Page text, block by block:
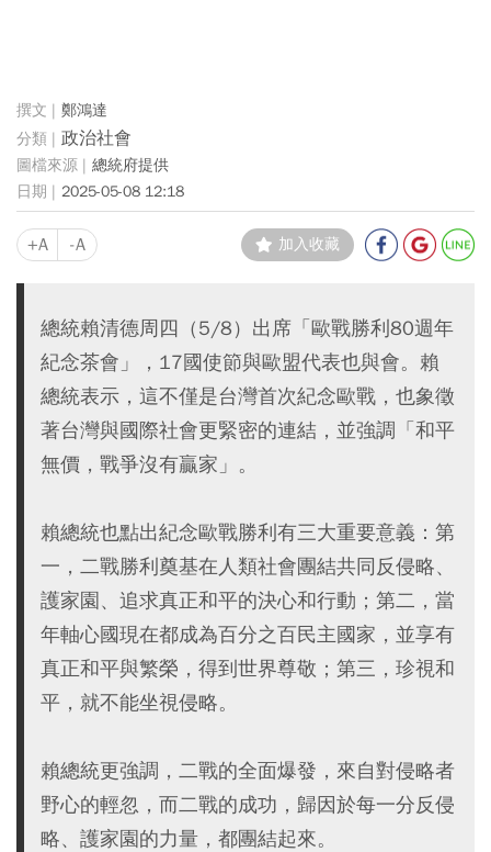
鄭鴻達
政治社會
總統府提供
2025-05-08 12:18
+A -A 加入收藏
總統賴清德周四（5/8）出席「歐戰勝利80週年
紀念茶會」，17國使節與歐盟代表也與會。賴
總統表示，這不僅是台灣首次紀念歐戰，也象徵
著台灣與國際社會更緊密的連結，並強調「和平
無價，戰爭沒有贏家」。
賴總統也點出紀念歐戰勝利有三大重要意義：第
一，二戰勝利奠基在人類社會團結共同反侵略、
護家園、追求真正和平的決心和行動；第二，當
年軸心國現在都成為百分之百民主國家，並享有
真正和平與繁榮，得到世界尊敬；第三，珍視和
平，就不能坐視侵略。
賴總統更強調，二戰的全面爆發，來自對侵略者
野心的輕忽，而二戰的成功，歸因於每一分反侵
略、護家園的力量，都團結起來。